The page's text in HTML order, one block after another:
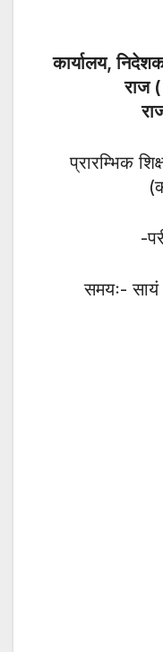
कार्यालय,
राज (
प्रारम्भिक
-
समयः-